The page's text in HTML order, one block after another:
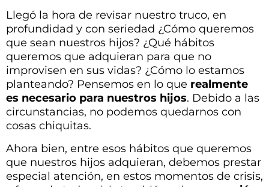
Llegó la hora de revisar nuestro truco, en
profundidad y con seriedad ¿Cómo queremos
que sean nuestros hijos? ¿Qué hábitos
queremos que adquieran para que no
improvisen en sus vidas? ¿Cómo lo estamos
planteando? Pensemos en lo que realmente
es necesario para nuestros hijos. Debido a las
circunstancias, no podemos quedarnos con
cosas chiquitas.
Ahora bien, entre esos hábitos que queremos
que nuestros hijos adquieran, debemos prestar
especial atención, en estos momentos de crisis,